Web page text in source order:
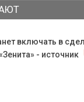
включать в
- источник